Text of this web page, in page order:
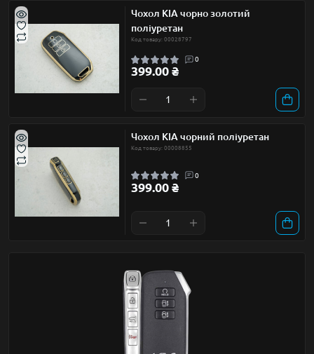
Чохол KIA чорно золотий
поліуретан
Код товару: 00028797
0
399.00 ₴
Чохол KIA чорний поліуретан
Код товару: 00008855
0
399.00 ₴